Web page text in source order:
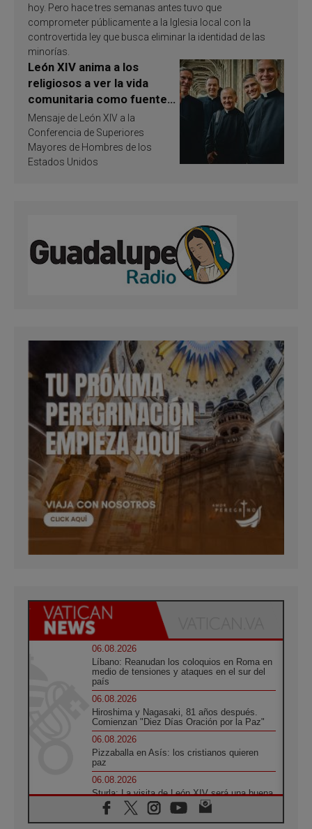
hoy. Pero hace tres semanas antes tuvo que
comprometer públicamente a la Iglesia local con la
controvertida ley que busca eliminar la identidad de las
minorías.
León XIV anima a los
religiosos a ver la vida
comunitaria como fuente
de inspiración y
santificación
Mensaje de León XIV a la
Conferencia de Superiores
Mayores de Hombres de los
Estados Unidos
06.08.2026
Líbano: Reanudan los coloquios en Roma en
medio de tensiones y ataques en el sur del
país
06.08.2026
Hiroshima y Nagasaki, 81 años después.
Comienzan "Diez Días Oración por la Paz"
06.08.2026
Pizzaballa en Asís: los cristianos quieren
paz
06.08.2026
Sturla: La visita de León XIV será una buena
noticia para todo el Uruguay
06.08.2026